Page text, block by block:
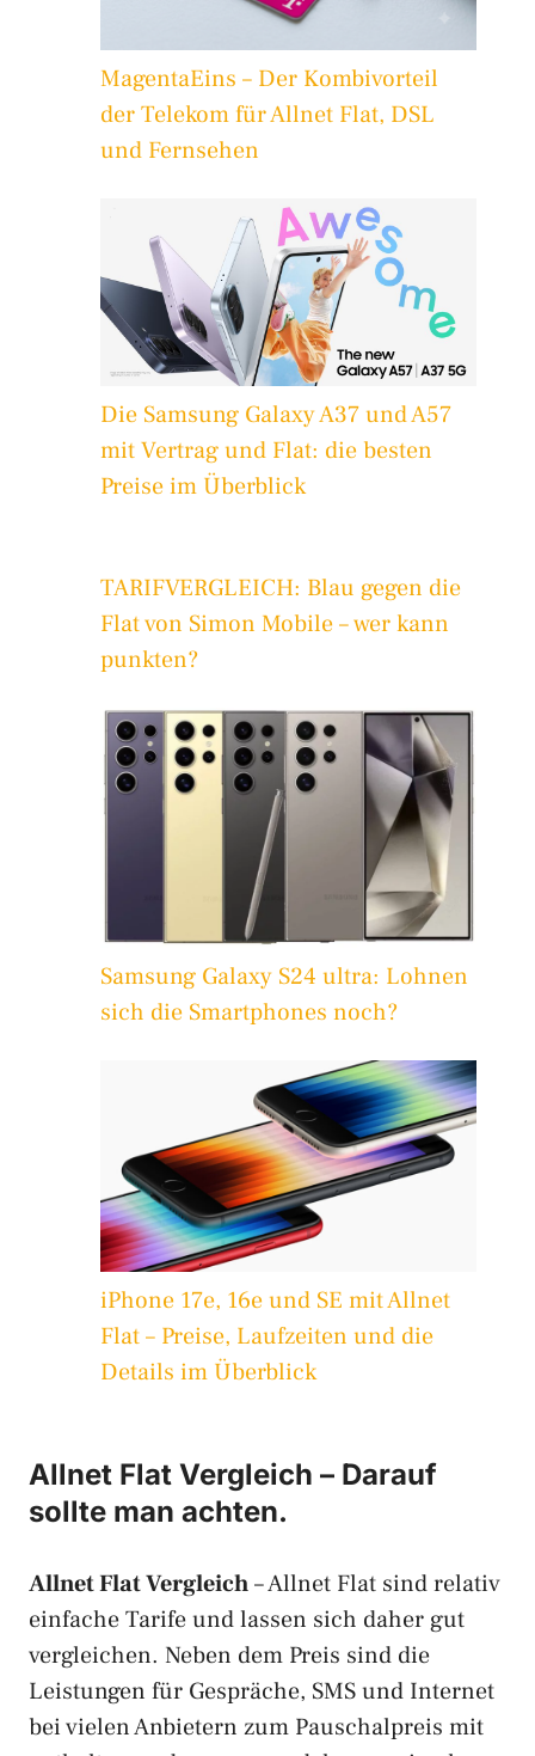
MagentaEins – Der Kombivorteil
der Telekom für Allnet Flat, DSL
und Fernsehen
Die Samsung Galaxy A37 und A57
mit Vertrag und Flat: die besten
Preise im Überblick
TARIFVERGLEICH: Blau gegen die
Flat von Simon Mobile – wer kann
punkten?
Samsung Galaxy S24 ultra: Lohnen
sich die Smartphones noch?
iPhone 17e, 16e und SE mit Allnet
Flat – Preise, Laufzeiten und die
Details im Überblick
Allnet Flat Vergleich – Darauf
sollte man achten.
Allnet Flat Vergleich– Allnet Flat sind relativ
einfache Tarife und lassen sich daher gut
vergleichen. Neben dem Preis sind die
Leistungen für Gespräche, SMS und Internet
bei vielen Anbietern zum Pauschalpreis mit